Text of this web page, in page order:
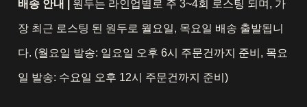
배송 안내 | 원두는 라인업별로 주 3~4회 로스팅 되며, 가
장 최근 로스팅 된 원두로 월요일, 목요일 배송 출발됩니
다. (월요일 발송: 일요일 오후 6시 주문건까지 준비, 목요
일 발송: 수요일 오후 12시 주문건까지 준비)